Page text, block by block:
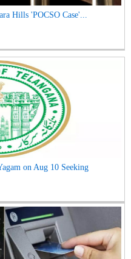
Hills 'POCSO Case'...
on Aug 10 Seeking